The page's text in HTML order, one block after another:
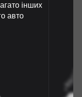
інших
авто